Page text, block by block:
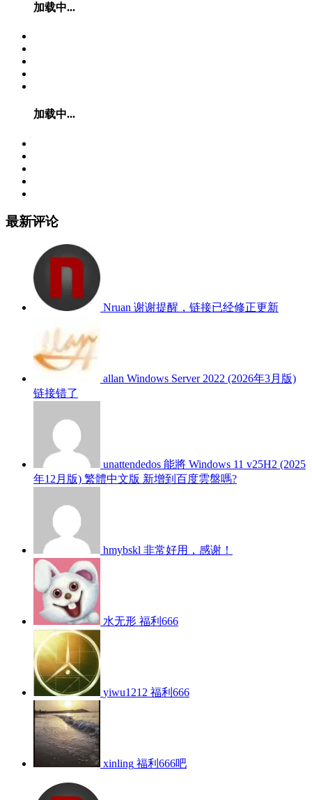
加载中...
加载中...
最新评论
Nruan 谢谢提醒，链接已经修正更新
allan Windows Server 2022 (2026年3月版)
链接错了
unattendedos 能將 Windows 11 v25H2 (2025
年12月版) 繁體中文版 新增到百度雲盤嗎?
hmybskl 非常好用，感谢！
水无形 福利666
yiwu1212 福利666
xinling 福利666吧